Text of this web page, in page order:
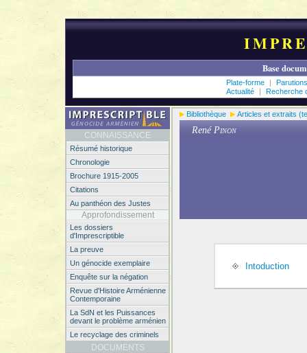
Base
Plate-forme |
Parutions
Actualité
| Recherche
CONNAISSANCE
Résumé historique
Chronologie
Brochure 1915-2005
Citations
Au panthéon des Justes
Approfondissement
Les dossiers
d'Imprescriptible
La preuve
Un génocide exemplaire
Enquête sur la négation
Revue d'Histoire Arménienne
Contemporaine
La SdN et les Puissances
devant le problème arménien
Le recyclage des criminels
DOCUMENTS
Bibliothèque Articles et extraits
René Pinon
Intoduction